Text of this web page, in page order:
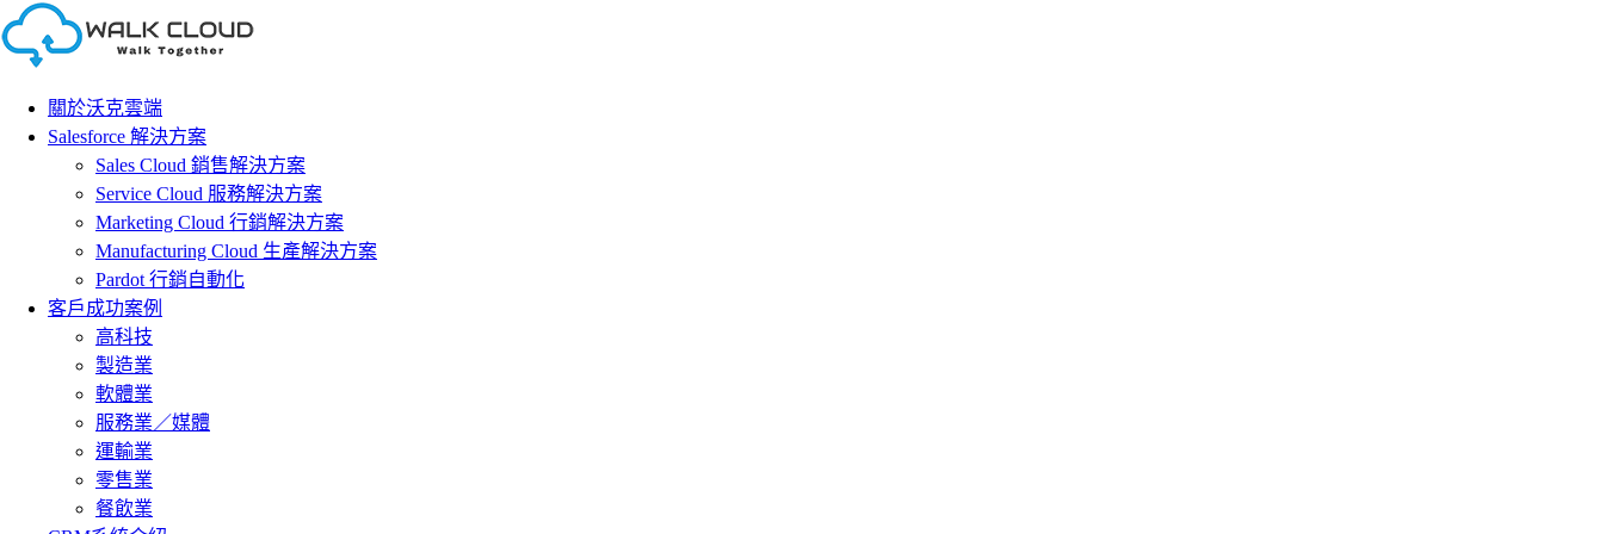
Skip
to
content
關於沃克雲端
Salesforce 解決方案
Sales Cloud 銷售解決方案
Service Cloud 服務解決方案
Marketing Cloud 行銷解決方案
Manufacturing Cloud 生產解決方案
Pardot 行銷自動化
客戶成功案例
高科技
製造業
軟體業
服務業／媒體
運輸業
零售業
餐飲業